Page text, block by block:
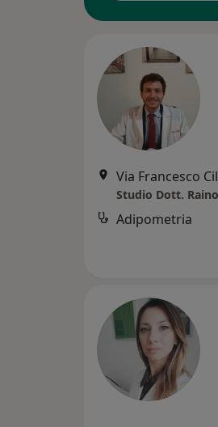
Via Francesco
Studio Dott.
Adipometria